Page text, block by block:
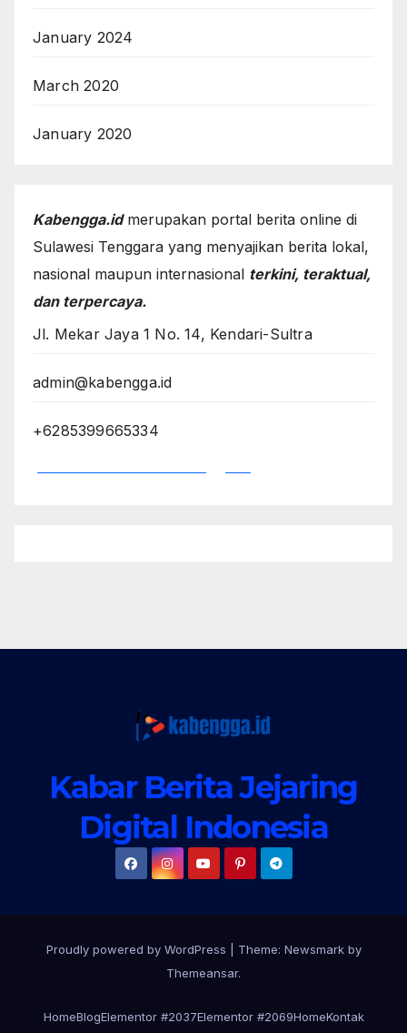
January 2024
March 2020
January 2020
Kabengga.idmerupakan portal berita online di
Sulawesi Tenggara yang menyajikan berita lokal,
nasional maupun internasional terkini, teraktual,
dan terpercaya.
Jl. Mekar Jaya 1 No. 14, Kendari-Sultra
admin@kabengga.id
+6285399665334
Kabar Berita Jejaring
Digital Indonesia
Proudly powered by WordPress Theme: Newsmarkby
Themeansar.
HomeBlogElementor #2037Elementor #2069HomeKontak